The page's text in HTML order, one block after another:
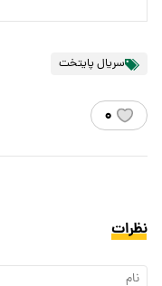
سریال پایتخت
۰
نظرات